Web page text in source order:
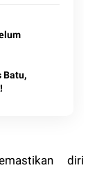
Batu,
diri